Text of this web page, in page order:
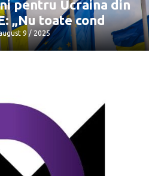
pentru Ucraina din
„Nu toate cond
9 / 2025
pentru Ucraina din
„Nu toate cond